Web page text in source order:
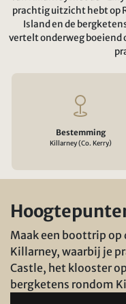
prachtig uitzicht hebt op
Island en de
vertelt onderweg boeiend
Bestemming
Killarney (Co. Kerry)
Maak een boottrip op
Killarney, waarbij je
Castle, het klooster
bergketens rondom